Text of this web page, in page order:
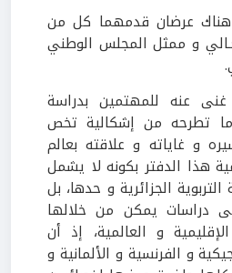
عرضان قدمهما كل من
و ممثل المجلس الوطني
عنه للمهتمين بدراسة
ما تطرحه من إشكالية تخص
و غاياته و علاقته بعالم
هذا الدفتر بكونه لا يشمل
الجزائرية و حدها، بل
دراسات يمكن من خلالها
و العالمية، إذ أن
و الفرنسية و الألمانية و